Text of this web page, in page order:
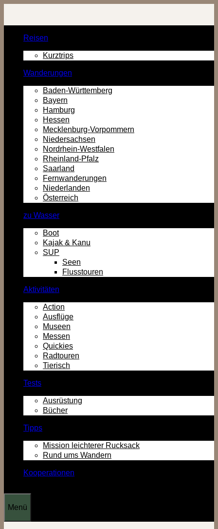
Inhalt
Reisen
Kurztrips
Wanderungen
Baden-Württemberg
Bayern
Hamburg
Hessen
Mecklenburg-Vorpommern
Niedersachsen
Nordrhein-Westfalen
Rheinland-Pfalz
Saarland
Fernwanderungen
Niederlanden
Österreich
zu Wasser
Boot
Kajak & Kanu
SUP
Seen
Flusstouren
Aktivitäten
Action
Ausflüge
Museen
Messen
Quickies
Radtouren
Tierisch
Tests
Ausrüstung
Bücher
Tipps
Mission leichterer Rucksack
Rund ums Wandern
Kooperationen
Menü